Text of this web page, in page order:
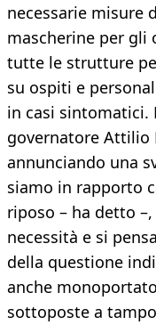
necessarie misure
mascherine per gli
tutte le strutture
su ospiti e
in casi sintomatici.
governatore Attilio
annunciando una
siamo in rapporto
riposo – ha detto
necessità e si
della questione
anche
sottoposte a